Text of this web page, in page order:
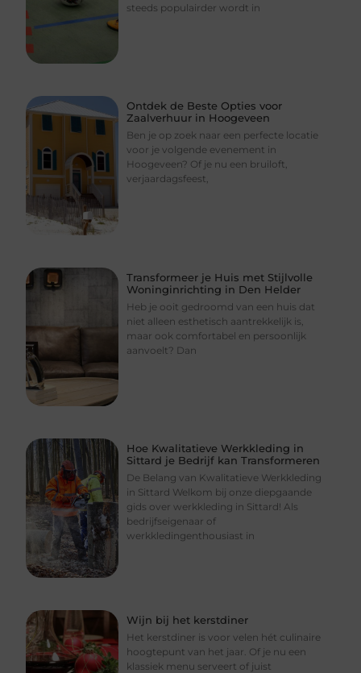
steeds populairder wordt in
Ontdek de Beste Opties voor
Zaalverhuur in Hoogeveen
Ben je op zoek naar een perfecte locatie
voor je volgende evenement in
Hoogeveen? Of je nu een bruiloft,
verjaardagsfeest,
Transformeer je Huis met Stijlvolle
Woninginrichting in Den Helder
Heb je ooit gedroomd van een huis dat
niet alleen esthetisch aantrekkelijk is,
maar ook comfortabel en persoonlijk
aanvoelt? Dan
Hoe Kwalitatieve Werkkleding in
Sittard je Bedrijf kan Transformeren
De Belang van Kwalitatieve Werkkleding
in Sittard Welkom bij onze diepgaande
gids over werkkleding in Sittard! Als
bedrijfseigenaar of
werkkledingenthousiast in
Wijn bij het kerstdiner
Het kerstdiner is voor velen hét culinaire
hoogtepunt van het jaar. Of je nu een
klassiek menu serveert of juist